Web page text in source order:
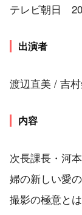
テレビ朝日
出演者
渡辺直美 / 吉
内容
次長課長・河
婦の新しい愛
撮影の極意と